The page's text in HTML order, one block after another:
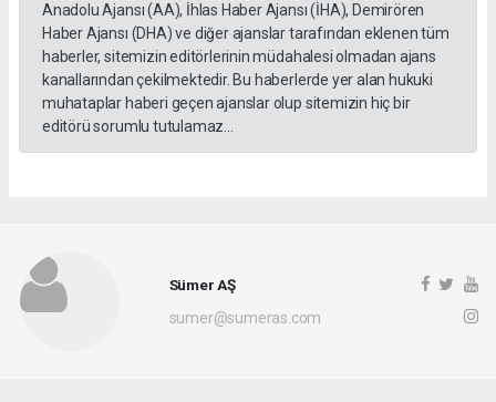
Anadolu Ajansı (AA), İhlas Haber Ajansı (İHA), Demirören
Haber Ajansı (DHA) ve diğer ajanslar tarafından eklenen tüm
haberler, sitemizin editörlerinin müdahalesi olmadan ajans
kanallarından çekilmektedir. Bu haberlerde yer alan hukuki
muhataplar haberi geçen ajanslar olup sitemizin hiç bir
editörü sorumlu tutulamaz...
Sümer AŞ
sumer@sumeras.com